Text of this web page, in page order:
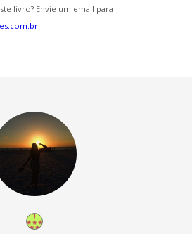
livro? Envie um email para